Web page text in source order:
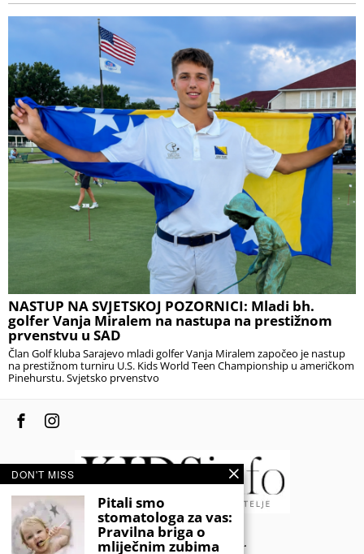
NASTUP NA SVJETSKOJ POZORNICI: Mladi bh.
golfer Vanja Miralem na nastupa na prestižnom
prvenstvu u SAD
Član Golf kluba Sarajevo mladi golfer Vanja Miralem započeo je nastup
na prestižnom turniru U.S. Kids World Teen Championship u američkom
Pinehurstu. Svjetsko prvenstvo
© 2020 - KIDSINFO.BA.
DON'T MISS
Pitali smo
stomatologa za vas:
Pravilna briga o
mliječnim zubima